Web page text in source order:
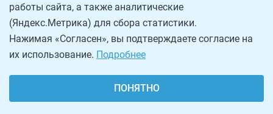
инвестиций в основной капитал;
- Более высокая производительность труда,
обусловленная технологической модернизацией,
цифровизацией экономических процессов,
использованием инновационных технологий, а также
повышением эффективности бизнес-процессов.
Важную роль здесь также будет играть донастройка
работы сайта, а также аналитические
(Яндекс.Метрика) для сбора статистики.
Нажимая «Согласен», вы подтверждаете согласие на
их использование. Подробнее
ПОНЯТНО